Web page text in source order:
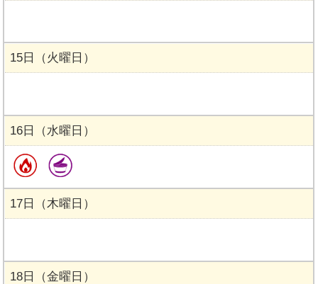
15日（火曜日）
16日（水曜日）
17日（木曜日）
18日（金曜日）